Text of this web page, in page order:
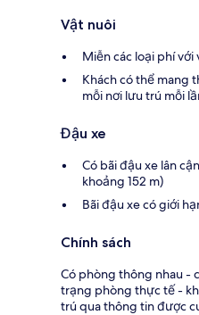
Vật nuôi
Miễn các loại phí
Khách có thể mang
mỗi nơi lưu trú mỗi
Đậu xe
Có bãi đậu xe lân
khoảng 152 m)
Bãi đậu xe có giới
Chính sách
Có phòng thông nhau -
trạng phòng thực tế -
trú qua thông tin được